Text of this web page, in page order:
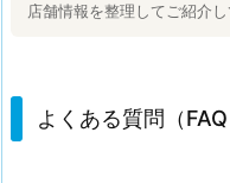
店舗情報を整理してご紹介し
よくある質問（FAQ